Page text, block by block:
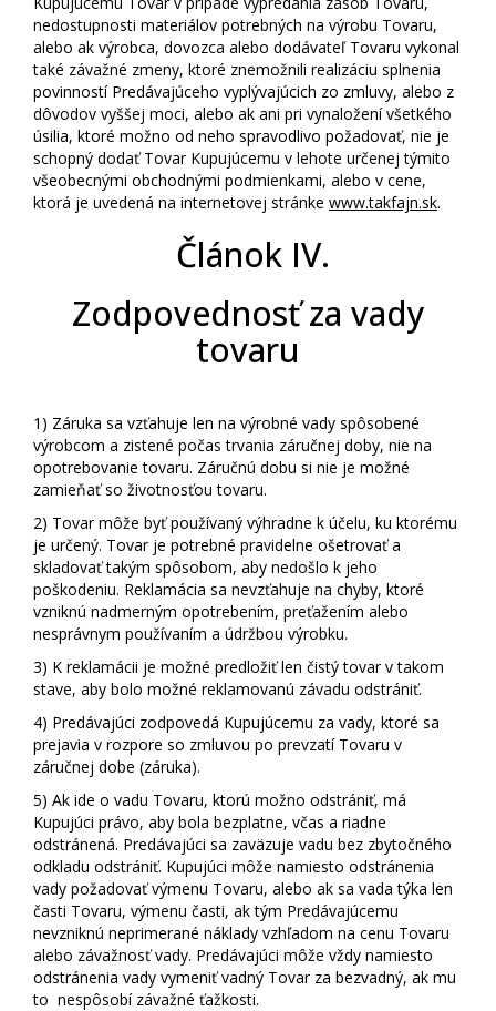
nedostupnosti materiálov potrebných na výrobu Tovaru,
alebo ak výrobca, dovozca alebo dodávateľ Tovaru vykonal
také závažné zmeny, ktoré znemožnili realizáciu splnenia
povinností Predávajúceho vyplývajúcich zo zmluvy, alebo z
dôvodov vyššej moci, alebo ak ani pri vynaložení všetkého
úsilia, ktoré možno od neho spravodlivo požadovať, nie je
schopný dodať Tovar Kupujúcemu v lehote určenej týmito
všeobecnými obchodnými podmienkami, alebo v cene,
ktorá je uvedená na internetovej stránke www.takfajn.sk.
Článok IV.
Zodpovednosť za vady
tovaru
1) Záruka sa vzťahuje len na výrobné vady spôsobené
výrobcom a zistené počas trvania záručnej doby, nie na
opotrebovanie tovaru. Záručnú dobu si nie je možné
zamieňať so životnosťou tovaru.
2) Tovar môže byť používaný výhradne k účelu, ku ktorému
je určený. Tovar je potrebné pravidelne ošetrovať a
skladovať takým spôsobom, aby nedošlo k jeho
poškodeniu. Reklamácia sa nevzťahuje na chyby, ktoré
vzniknú nadmerným opotrebením, preťažením alebo
nesprávnym používaním a údržbou výrobku.
3) K reklamácii je možné predložiť len čistý tovar v takom
stave, aby bolo možné reklamovanú závadu odstrániť.
4) Predávajúci zodpovedá Kupujúcemu za vady, ktoré sa
prejavia v rozpore so zmluvou po prevzatí Tovaru v
záručnej dobe (záruka).
5) Ak ide o vadu Tovaru, ktorú možno odstrániť, má
Kupujúci právo, aby bola bezplatne, včas a riadne
odstránená. Predávajúci sa zaväzuje vadu bez zbytočného
odkladu odstrániť. Kupujúci môže namiesto odstránenia
vady požadovať výmenu Tovaru, alebo ak sa vada týka len
časti Tovaru, výmenu časti, ak tým Predávajúcemu
nevzniknú neprimerané náklady vzhľadom na cenu Tovaru
alebo závažnosť vady. Predávajúci môže vždy namiesto
odstránenia vady vymeniť vadný Tovar za bezvadný, ak mu
to nespôsobí závažné ťažkosti.